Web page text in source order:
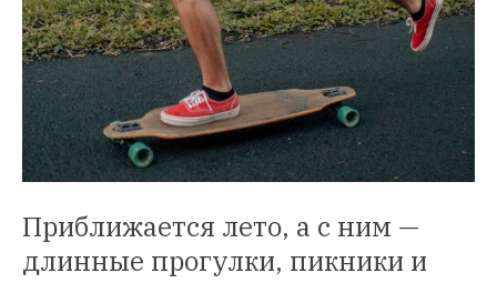
Приближается лето, а с ним —
длинные прогулки, пикники и